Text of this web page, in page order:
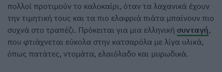
πολλοί προτιμούν το καλοκαίρι, όταν τα λαχανικά έχουν
την τιμητική τους και τα πιο ελαφριά πιάτα μπαίνουν πιο
συχνά στο τραπέζι. Πρόκειται για μια ελληνική συνταγή,
που φτιάχνεται εύκολα στην κατσαρόλα με λίγα υλικά,
όπως πατάτες, ντομάτα, ελαιόλαδο και μυρωδικά.